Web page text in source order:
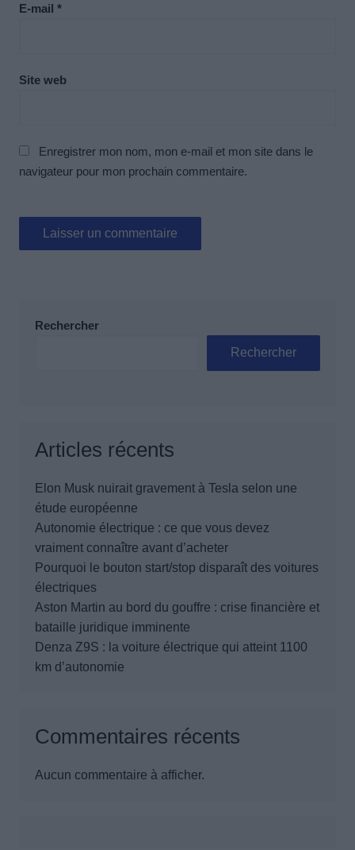
E-mail *
Site web
Enregistrer mon nom, mon e-mail et mon site dans le
navigateur pour mon prochain commentaire.
Rechercher
Rechercher
Articles récents
Elon Musk nuirait gravement à Tesla selon une
étude européenne
Autonomie électrique : ce que vous devez
vraiment connaître avant d’acheter
Pourquoi le bouton start/stop disparaît des voitures
électriques
Aston Martin au bord du gouffre : crise financière et
bataille juridique imminente
Denza Z9S : la voiture électrique qui atteint 1100
km d’autonomie
Commentaires récents
Aucun commentaire à afficher.